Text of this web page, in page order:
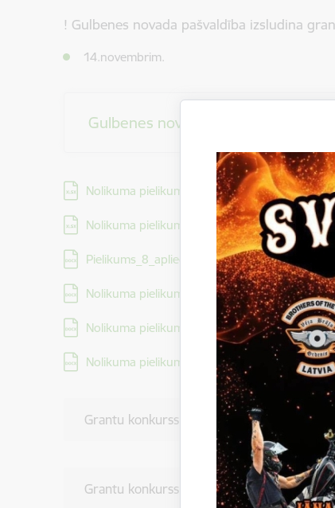
! Gulbenes novada pašvaldība izsludina
14.novembrim.
Gulbenes novada pašvaldības
Lejupielādēt:
Nolikuma pielikumi_1_2_3_4_5
Lejupielādēt:
Nolikuma pielikumi_6-un-7
Lejupielādēt:
Pielikums_8_apliecinajums-interesu-konflikts
Lejupielādēt:
Nolikuma pielikums_9 tirgus izpete
Lejupielādēt:
Nolikuma pielikums_10-granta-atskaite
Lejupielādēt:
Nolikuma pielikums_11_gada_atskaite
Grantu konkurss I. kārta
Grantu konkurss papildkārta ar